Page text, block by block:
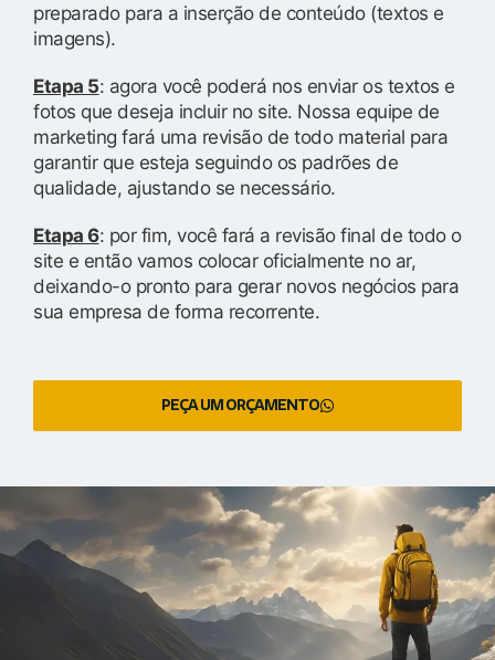
preparado para a inserção de conteúdo (textos e
imagens).
Etapa 5: agora você poderá nos enviar os textos e
fotos que deseja incluir no site. Nossa equipe de
marketing fará uma revisão de todo material para
garantir que esteja seguindo os padrões de
qualidade, ajustando se necessário.
Etapa 6: por fim, você fará a revisão final de todo o
site e então vamos colocar oficialmente no ar,
deixando-o pronto para gerar novos negócios para
sua empresa de forma recorrente.
PEÇA UM ORÇAMENTO